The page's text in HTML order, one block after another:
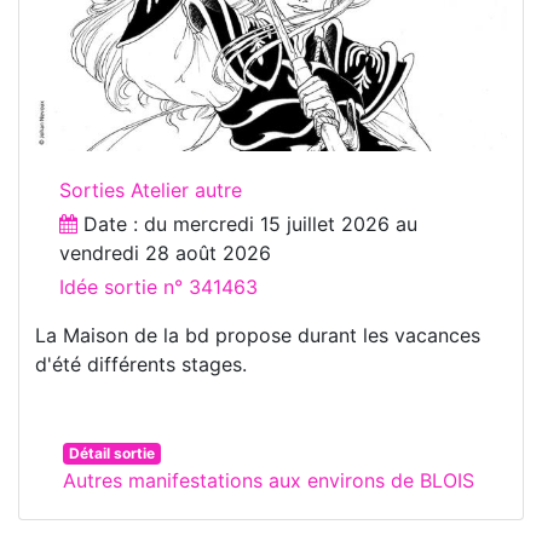
Sorties Atelier autre
Date : du mercredi 15 juillet 2026 au
vendredi 28 août 2026
Idée sortie n° 341463
La Maison de la bd propose durant les vacances
d'été différents stages.
Détail sortie
Autres manifestations aux environs de BLOIS